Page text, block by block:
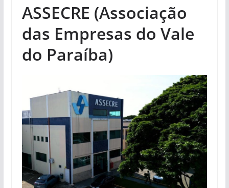
ASSECRE (Associação
das Empresas do Vale
do Paraíba)